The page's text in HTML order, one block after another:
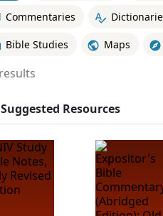
Commentaries
Bible Studies Maps
Suggested Resources